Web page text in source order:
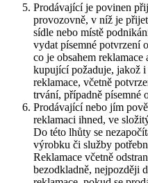
Prodávající je povinen
provozovně, v níž je
sídle nebo místě
vydat písemné potvrzení
co je obsahem
kupující požaduje, jakož
reklamace, včetně
trvání, případně písemné
Prodávající nebo jím
reklamaci ihned, ve
Do této lhůty se
výrobku či služby
Reklamace včetně
bezodkladně, nejpozději